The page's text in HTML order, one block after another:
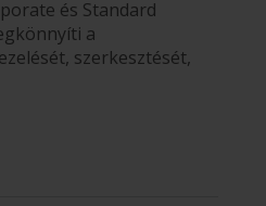
és Standard
a
szerkesztését,